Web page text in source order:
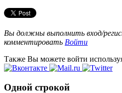
Вы должны выполнить вход/
комментировать Войти
Также Вы можете войти
Одной строкой